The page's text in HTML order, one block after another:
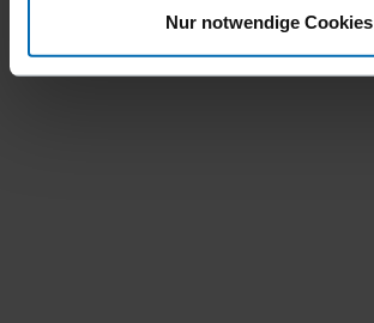
Nur notwendige Cookies